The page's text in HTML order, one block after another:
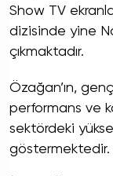
Show TV
dizisinde yine
çıkmaktadır.
Özağan’ın,
performans ve
sektördeki
göstermektedir.